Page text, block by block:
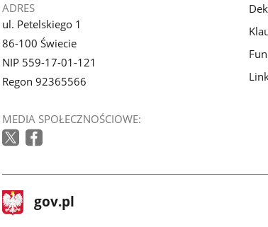
ADRES
ul. Petelskiego 1
86-100 Świecie
NIP 559-17-01-121
Regon 92365566
MEDIA SPOŁECZNOŚCIOWE:
stopka
gov.pl Strona
gov.pl